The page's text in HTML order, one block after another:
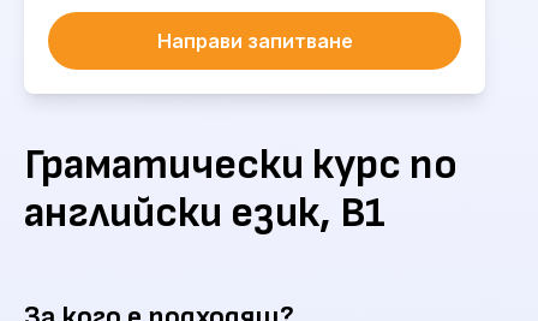
Граматически курс по
английски език, B1
Направи запитване